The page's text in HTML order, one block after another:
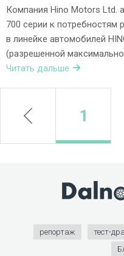
Компания Hino Motors Ltd.
700 серии к потребностям
в линейке автомобилей
(разрешенной
Читать дальше
prev 1
репортаж тест-